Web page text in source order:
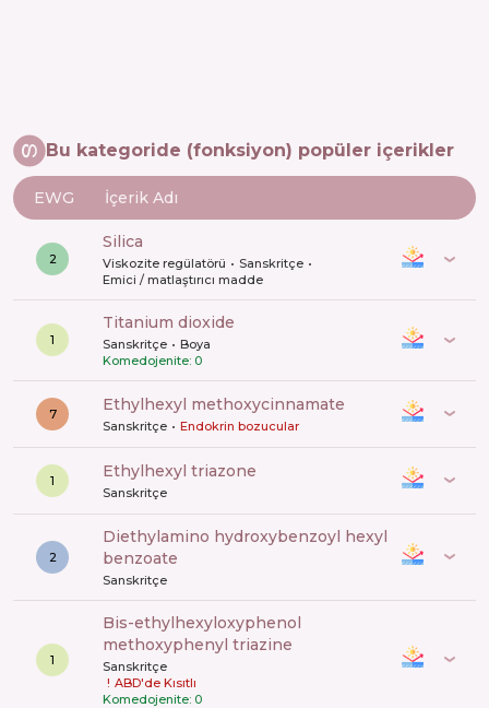
Bu kategoride (fonksiyon) popüler içerikler
EWG İçerik Adı
2
silica
Viskozite regülatörü
Sanskritçe
Emici / matlaştırıcı madde
1
titanium dioxide
Sanskritçe
Boya
Komedojenite: 0
7 ethylhexyl methoxycinnamate
Sanskritçe Endokrin bozucular
1 ethylhexyl triazone
Sanskritçe
2
diethylamino hydroxybenzoyl hexyl
benzoate
Sanskritçe
1
bis-ethylhexyloxyphenol
methoxyphenyl triazine
Sanskritçe
! ABD'de Kısıtlı
Komedojenite: 0